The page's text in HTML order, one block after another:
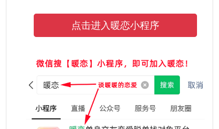
点击进入暖恋小程序